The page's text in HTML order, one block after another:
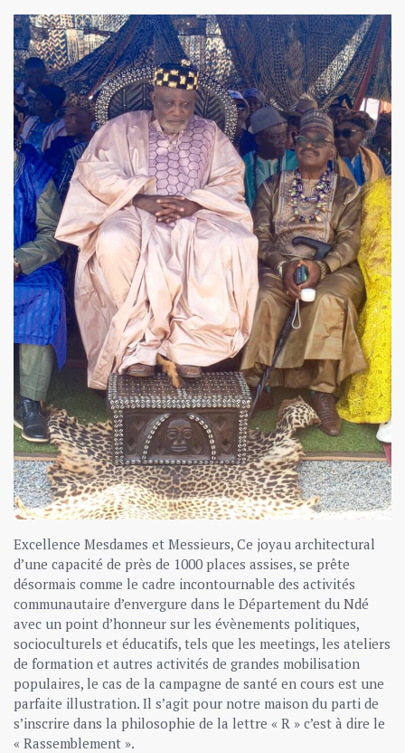
Excellence Mesdames et Messieurs, Ce joyau architectural
d’une capacité de près de 1000 places assises, se prête
désormais comme le cadre incontournable des activités
communautaire d’envergure dans le Département du Ndé
avec un point d’honneur sur les évènements politiques,
socioculturels et éducatifs, tels que les meetings, les ateliers
de formation et autres activités de grandes mobilisation
populaires, le cas de la campagne de santé en cours est une
parfaite illustration. Il s’agit pour notre maison du parti de
s’inscrire dans la philosophie de la lettre « R » c’est à dire le
« Rassemblement ».